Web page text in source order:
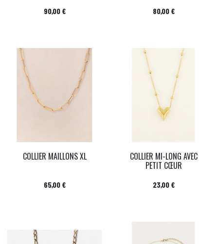
Prix
90,00 € Prix
80,00 €
COLLIER MAILLONS XL
Prix
65,00 €
COLLIER MI-LONG AVEC
PETIT CŒUR
Prix
23,00 €